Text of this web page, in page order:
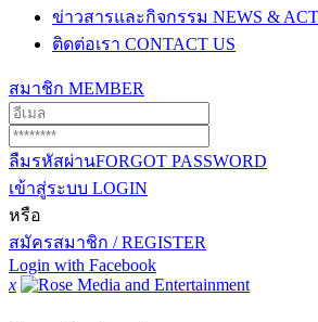
ข่าวสารและกิจกรรม NEWS &
ติดต่อเรา CONTACT US
สมาชิก MEMBER
ลืมรหัสผ่านFORGOT PASSWORD
เข้าสู่ระบบ LOGIN
หรือ
สมัครสมาชิก / REGISTER
Login with Facebook
x